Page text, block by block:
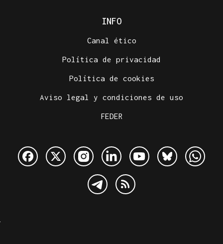
INFO
Canal ético
Política de privacidad
Política de cookies
Aviso legal y condiciones de uso
FEDER